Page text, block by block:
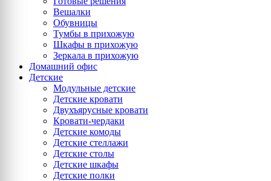
Вешалки
Обувницы
Тумбы в прихожую
Шкафы в прихожую
Зеркала в прихожую
Домашний офис
Детские
Модульные детские
Детские кровати
Двухъярусные кровати
Кровати-чердаки
Детские комоды
Детские стеллажи
Детские столы
Детские шкафы
Детские полки